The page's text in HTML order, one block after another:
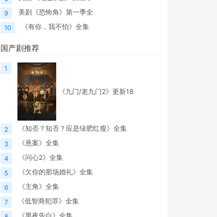
9 美剧《恐怖角》第一季全
10 《有你，我不怕》全集
国产剧推荐
1
《九门/老九门2》更新18
2 《知否？知否？应是绿肥红瘦》全集
3 《悬案》全集
4 《问心2》全集
5 《欠你的那场婚礼》全集
6 《主角》全集
7 《低智商犯罪》全集
《黑夜告白》全集